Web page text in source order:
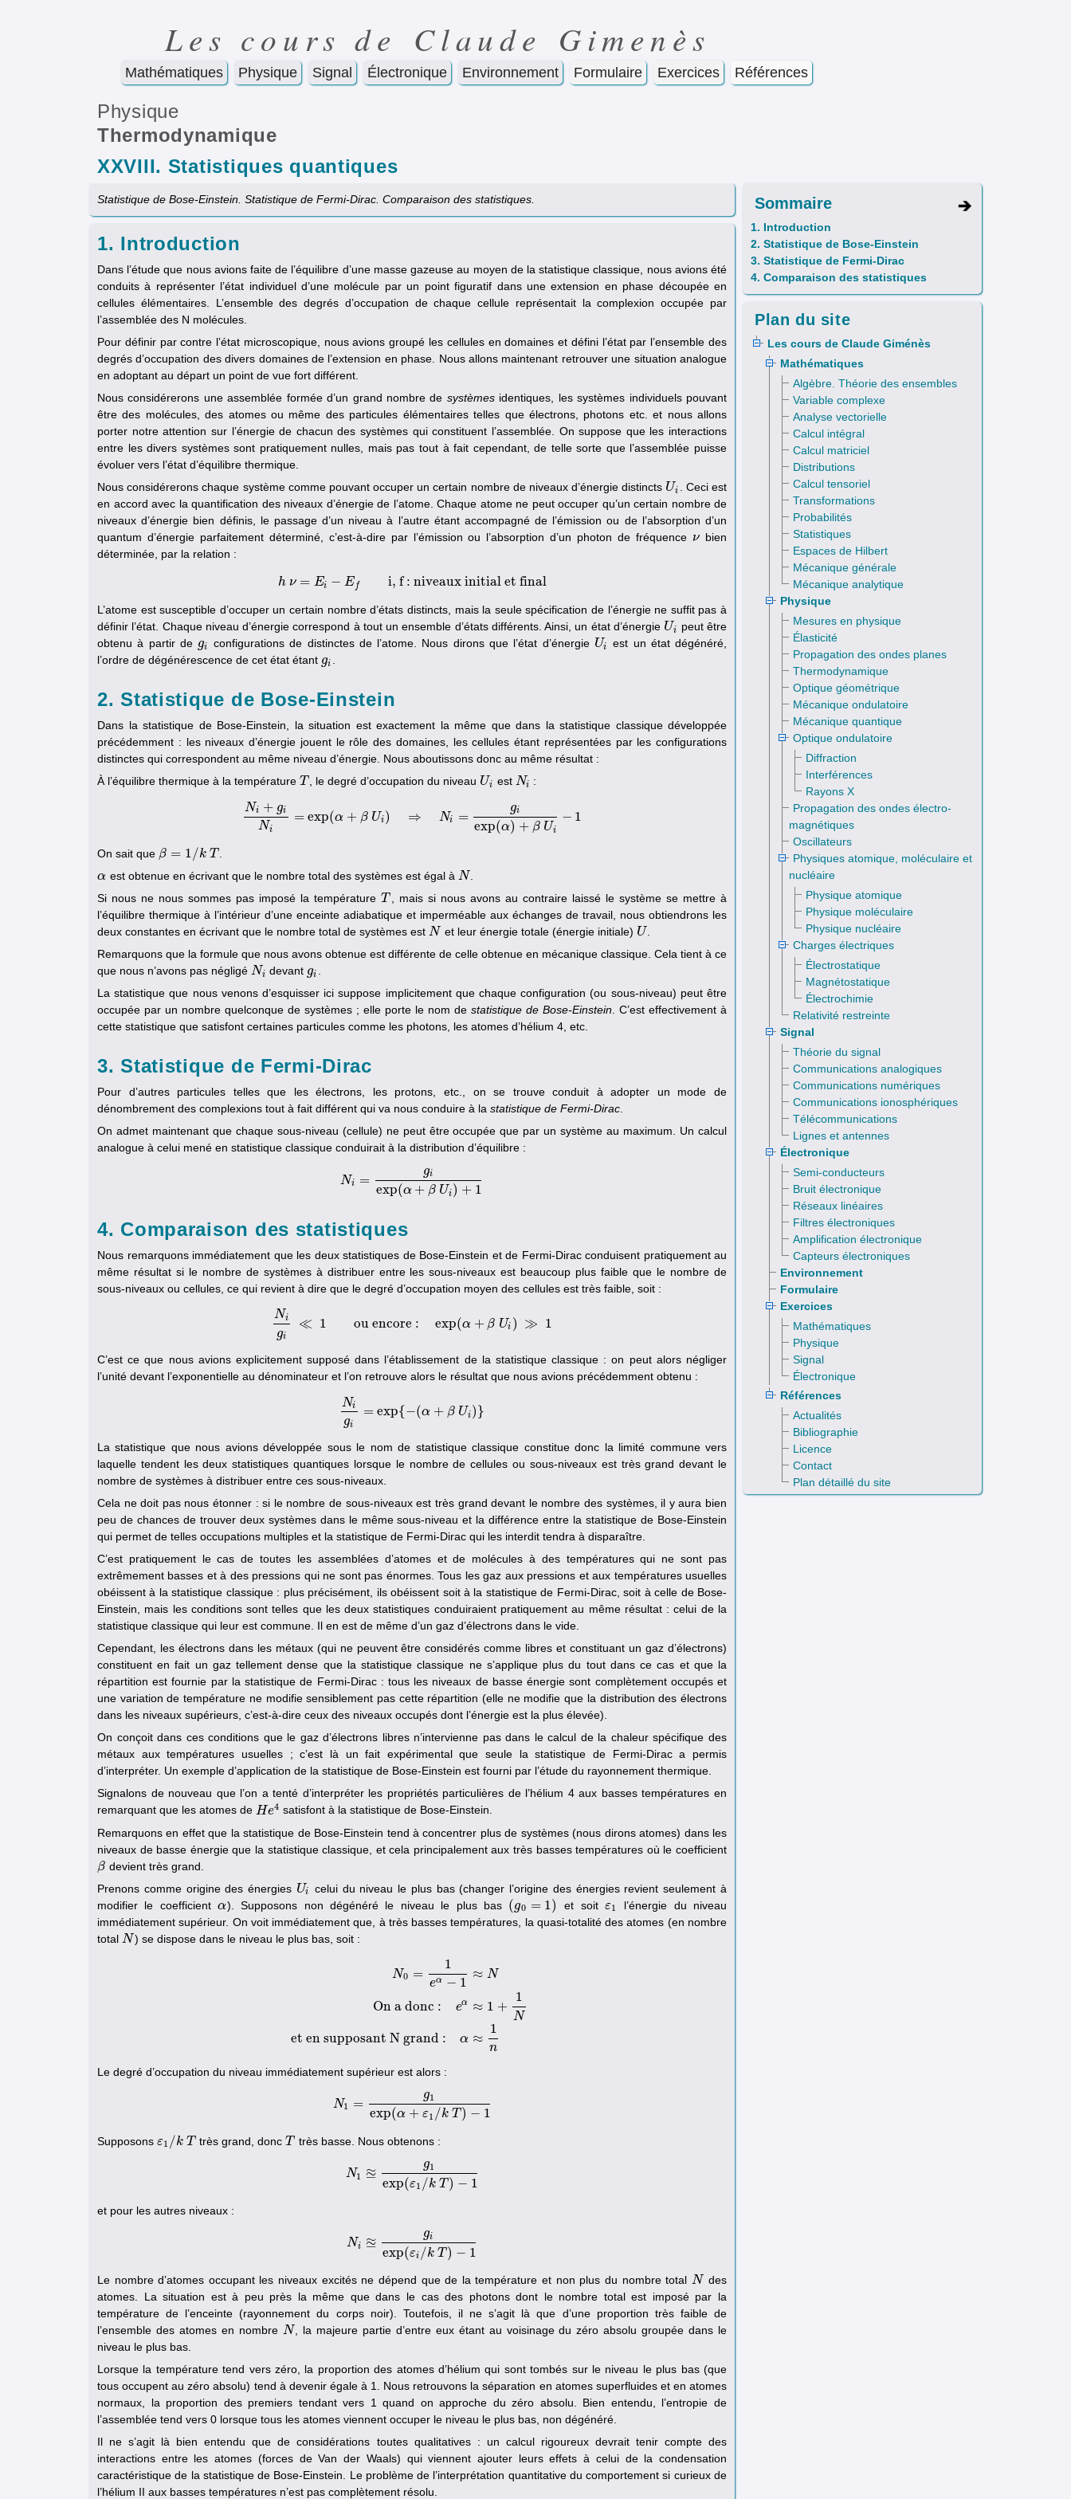
Les cours de Claude Gimenès
Mathématiques Physique Signal Électronique Environnement Formulaire Exercices Références
Physique
Thermodynamique
XXVIII. Statistiques quantiques
Sommaire
1. Introduction
2. Statistique de Bose-Einstein
3. Statistique de Fermi-Dirac
4. Comparaison des statistiques
Plan du site
Les cours de Claude Giménès
Mathématiques
Algèbre. Théorie des ensembles
Variable complexe
Analyse vectorielle
Calcul intégral
Calcul matriciel
Distributions
Calcul tensoriel
Transformations
Probabilités
Statistiques
Espaces de Hilbert
Mécanique générale
Mécanique analytique
Physique
Mesures en physique
Élasticité
Propagation des ondes planes
Thermodynamique
Optique géométrique
Mécanique ondulatoire
Mécanique quantique
Optique ondulatoire
Diffraction
Interférences
Rayons X
Propagation des ondes électro­
magnétiques
Oscillateurs
Physiques atomique, moléculaire et
nucléaire
Physique atomique
Physique moléculaire
Physique nucléaire
Charges électriques
Électrostatique
Magnétostatique
Électrochimie
Relativité restreinte
Signal
Théorie du signal
Communications analogiques
Communications numériques
Communications ionosphériques
Télécommunications
Lignes et antennes
Électronique
Semi-conducteurs
Bruit électronique
Réseaux linéaires
Filtres électroniques
Amplification électronique
Capteurs électroniques
Environnement
Formulaire
Exercices
Mathématiques
Physique
Signal
Électronique
Références
Actualités
Bibliographie
Licence
Contact
Plan détaillé du site
Statistique de Bose-Einstein. Statistique de Fermi-Dirac. Comparaison des statistiques.
1. Introduction
Dans l’étude que nous avions faite de l’équilibre d’une masse gazeuse au moyen de la statistique classique, nous avions été
conduits à représenter l’état individuel d’une molécule par un point figuratif dans une extension en phase découpée en
cellules élémentaires. L’ensemble des degrés d’occupation de chaque cellule représentait la complexion occupée par
l’assemblée des N molécules.
Pour définir par contre l’état microscopique, nous avions groupé les cellules en domaines et défini l’état par l’ensemble des
degrés d’occupation des divers domaines de l’extension en phase. Nous allons maintenant retrouver une situation analogue
en adoptant au départ un point de vue fort différent.
Nous considérerons une assemblée formée d’un grand nombre de systèmesidentiques, les systèmes individuels pouvant
être des molécules, des atomes ou même des particules élémentaires telles que électrons, photons etc. et nous allons
porter notre attention sur l’énergie de chacun des systèmes qui constituent l’assemblée. On suppose que les interactions
entre les divers systèmes sont pratiquement nulles, mais pas tout à fait cependant, de telle sorte que l’assemblée puisse
évoluer vers l’état d’équilibre thermique.
Nous considérerons chaque système comme pouvant occuper un certain nombre de niveaux d’énergie distincts Ui
Ui
. Ceci est
en accord avec la quantification des niveaux d’énergie de l’atome. Chaque atome ne peut occuper qu’un certain nombre de
niveaux d’énergie bien définis, le passage d’un niveau à l’autre étant accompagné de l’émission ou de l’absorption d’un
quantum d’énergie parfaitement déterminé, c’est-à-dire par l’émission ou l’absorption d’un photon de fréquence ν
ν
bien
déterminée, par la relation :
h ν = Ei − Ef i, f : niveaux initial et final
h ν=Ei− i, f : niveaux initial et final
L’atome est susceptible d’occuper un certain nombre d’états distincts, mais la seule spécification de l’énergie ne suffit pas à
définir l’état. Chaque niveau d’énergie correspond à tout un ensemble d’états différents. Ainsi, un état d’énergie Ui
Ui
peut être
obtenu à partir de gi
gi configurations de distinctes de l’atome. Nous dirons que l’état d’énergie Ui
Ui
est un état dégénéré,
l’ordre de dégénérescence de cet état étant gi
gi
2. Statistique de Bose-Einstein
Dans la statistique de Bose-Einstein, la situation est exactement la même que dans la statistique classique développée
précédemment : les niveaux d’énergie jouent le rôle des domaines, les cellules étant représentées par les configurations
distinctes qui correspondent au même niveau d’énergie. Nous aboutissons donc au même résultat :
À l’équilibre thermique à la température T
T , le degré d’occupation du niveau Ui
Ui est Ni
Ni :
Ni + gi
Ni
= exp(α + β Ui ) ⇒ Ni =
gi
exp(α) + β Ui
− 1
Ni+giNi =exp (α+β )⇒N giexp(α )+β Ui−1
On sait que β = 1/k T
β= 1/ k T
.
α
α est obtenue en écrivant que le nombre total des systèmes est égal à N
N .
Si nous ne nous sommes pas imposé la températureT
T , mais si nous avons au contraire laissé le système se mettre à
l’équilibre thermique à l’intérieur d’une enceinte adiabatique et imperméable aux échanges de travail, nous obtiendrons les
deux constantes en écrivant que le nombre total de systèmes est N
N et leur énergie totale (énergie initiale) U
U .
Remarquons que la formule que nous avons obtenue est différente de celle obtenue en mécanique classique. Cela tient à ce
que nous n’avons pas négligé Ni
Ni devant gi
gi .
La statistique que nous venons d’esquisser ici suppose implicitement que chaque configuration (ou sous-niveau) peut être
occupée par un nombre quelconque de systèmes ; elle porte le nom de statistique de Bose-Einstein. C’est effectivement à
cette statistique que satisfont certaines particules comme les photons, les atomes d’hélium 4, etc.
3. Statistique de Fermi-Dirac
Pour d’autres particules telles que les électrons, les protons, etc., on se trouve conduit à adopter un mode de
dénombrement des complexions tout à fait différent qui va nous conduire à la statistique de Fermi-Dirac.
On admet maintenant que chaque sous-niveau (cellule) ne peut être occupée que par un système au maximum. Un calcul
analogue à celui mené en statistique classique conduirait à la distribution d’équilibre :
Ni =
gi
exp(α + β Ui) + 1
N =giexp(α+β Ui)+1
4. Comparaison des statistiques
Nous remarquons immédiatement que les deux statistiques de Bose-Einstein et de Fermi-Dirac conduisent pratiquement au
même résultat si le nombre de systèmes à distribuer entre les sous-niveaux est beaucoup plus faible que le nombre de
sous-niveaux ou cellules, ce qui revient à dire que le degré d’occupation moyen des cellules est très faible, soit :
Ni
gi
≪ 1 ou encore : exp(α + β Ui ) ≫ 1
N 1ou encore : exp(α+β U i) ≫ 1
C’est ce que nous avions explicitement supposé dans l’établissement de la statistique classique : on peut alors négliger
l’unité devant l’exponentielle au dénominateur et l’on retrouve alors le résultat que nous avions précédemment obtenu :
Ni
gi
= exp{−(α + β Ui ) }
Nigi=exp {−(α+ β Ui) }
La statistique que nous avions développée sous le nom de statistique classique constitue donc la limité commune vers
laquelle tendent les deux statistiques quantiques lorsque le nombre de cellules ou sous-niveaux est très grand devant le
nombre de systèmes à distribuer entre ces sous-niveaux.
Cela ne doit pas nous étonner : si le nombre de sous-niveaux est très grand devant le nombre des systèmes, il y aura bien
peu de chances de trouver deux systèmes dans le même sous-niveau et la différence entre la statistique de Bose-Einstein
qui permet de telles occupations multiples et la statistique de Fermi-Dirac qui les interdit tendra à disparaître.
C’est pratiquement le cas de toutes les assemblées d’atomes et de molécules à des températures qui ne sont pas
extrêmement basses et à des pressions qui ne sont pas énormes. Tous les gaz aux pressions et aux températures usuelles
obéissent à la statistique classique : plus précisément, ils obéissent soit à la statistique de Fermi-Dirac, soit à celle de Bose-
Einstein, mais les conditions sont telles que les deux statistiques conduiraient pratiquement au même résultat : celui de la
statistique classique qui leur est commune. Il en est de même d’un gaz d’électrons dans le vide.
Cependant, les électrons dans les métaux (qui ne peuvent être considérés comme libres et constituant un gaz d’électrons)
constituent en fait un gaz tellement dense que la statistique classique ne s’applique plus du tout dans ce cas et que la
répartition est fournie par la statistique de Fermi-Dirac : tous les niveaux de basse énergie sont complètement occupés et
une variation de température ne modifie sensiblement pas cette répartition (elle ne modifie que la distribution des électrons
dans les niveaux supérieurs, c’est-à-dire ceux des niveaux occupés dont l’énergie est la plus élevée).
On conçoit dans ces conditions que le gaz d’électrons libres n’intervienne pas dans le calcul de la chaleur spécifique des
métaux aux températures usuelles ; c’est là un fait expérimental que seule la statistique de Fermi-Dirac a permis
d’interpréter. Un exemple d’application de la statistique de Bose-Einstein est fourni par l’étude du rayonnement thermique.
Signalons de nouveau que l’on a tenté d’interpréter les propriétés particulières de l’hélium 4 aux basses températures en
remarquant que les atomes de He4
He4 satisfont à la statistique de Bose-Einstein.
Remarquons en effet que la statistique de Bose-Einstein tend à concentrer plus de systèmes (nous dirons atomes) dans les
niveaux de basse énergie que la statistique classique, et cela principalement aux très basses températures où le coefficient
β
β devient très grand.
Prenons comme origine des énergies Ui
Ui
celui du niveau le plus bas (changer l’origine des énergies revient seulement à
modifier le coefficientα
α ). Supposons non dégénéré le niveau le plus bas (g0 = 1)
( g0=1) et soitε1
ε1
l’énergie du niveau
immédiatement supérieur. On voit immédiatement que, à très basses températures, la quasi-totalité des atomes (en nombre
total N
N ) se dispose dans le niveau le plus bas, soit :
N0 =
1
eα − 1
On a donc :
eα
et en supposant N grand : α
≈ N
≈ 1 +
1
N
≈
1
n
On a donc :eα≈1 1Net en supposant N grand :
Le degré d’occupation du niveau immédiatement supérieur est alors :
N1 =
g1
exp(α + ε1 /k T ) − 1
N1 =g1exp(α+ε1/k T)−1
Supposons ε1 /k T
ε1 /k T très grand, doncT
T très basse. Nous obtenons :
N1 ≊ g1
exp(ε1 /k T) − 1
N1≊g1exp(ε1/k T)−1
et pour les autres niveaux :
Ni ≊ gi
exp(εi /k T) − 1
Ni≊giexp(εi/k T)−1
Le nombre d’atomes occupant les niveaux excités ne dépend que de la température et non plus du nombre total N
N
des
atomes. La situation est à peu près la même que dans le cas des photons dont le nombre total est imposé par la
température de l’enceinte (rayonnement du corps noir). Toutefois, il ne s’agit là que d’une proportion très faible de
l’ensemble des atomes en nombre N
N
, la majeure partie d’entre eux étant au voisinage du zéro absolu groupée dans le
niveau le plus bas.
Lorsque la température tend vers zéro, la proportion des atomes d’hélium qui sont tombés sur le niveau le plus bas (que
tous occupent au zéro absolu) tend à devenir égale à 1. Nous retrouvons la séparation en atomes superfluides et en atomes
normaux, la proportion des premiers tendant vers 1 quand on approche du zéro absolu. Bien entendu, l’entropie de
l’assemblée tend vers 0 lorsque tous les atomes viennent occuper le niveau le plus bas, non dégénéré.
Il ne s’agit là bien entendu que de considérations toutes qualitatives : un calcul rigoureux devrait tenir compte des
interactions entre les atomes (forces de Van der Waals) qui viennent ajouter leurs effets à celui de la condensation
caractéristique de la statistique de Bose-Einstein. Le problème de l’interprétation quantitative du comportement si curieux de
l’hélium II aux basses températures n’est pas complètement résolu.